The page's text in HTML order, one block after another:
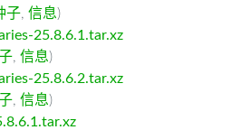
子, 信息)
25.8.6.1.tar.xz
, 信息)
25.8.6.2.tar.xz
, 信息)